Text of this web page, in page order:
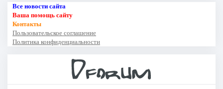
Все новости сайта
Ваша помощь сайту
Контакты
Пользовательское соглашение
Политика конфиденциальности